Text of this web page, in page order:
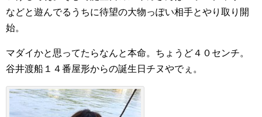
などと遊んでるうちに待望の大物っぽい相手とやり取り開
始。
マダイかと思ってたらなんと本命。ちょうど４０センチ。
谷井渡船１４番屋形からの誕生日チヌやでぇ。